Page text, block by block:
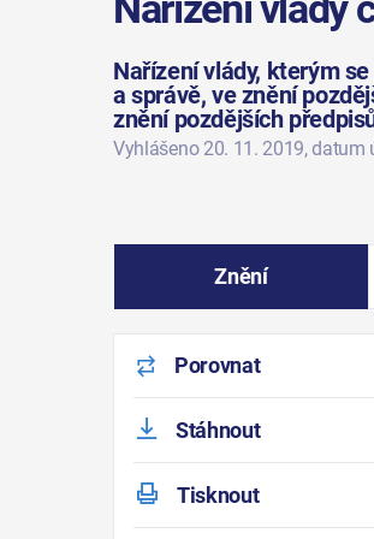
Nařízení vlády, kterým
a správě, ve znění
znění pozdějších
Vyhlášeno 20. 11. 2019, datum
Znění
Porovnat
Stáhnout
Tisknout